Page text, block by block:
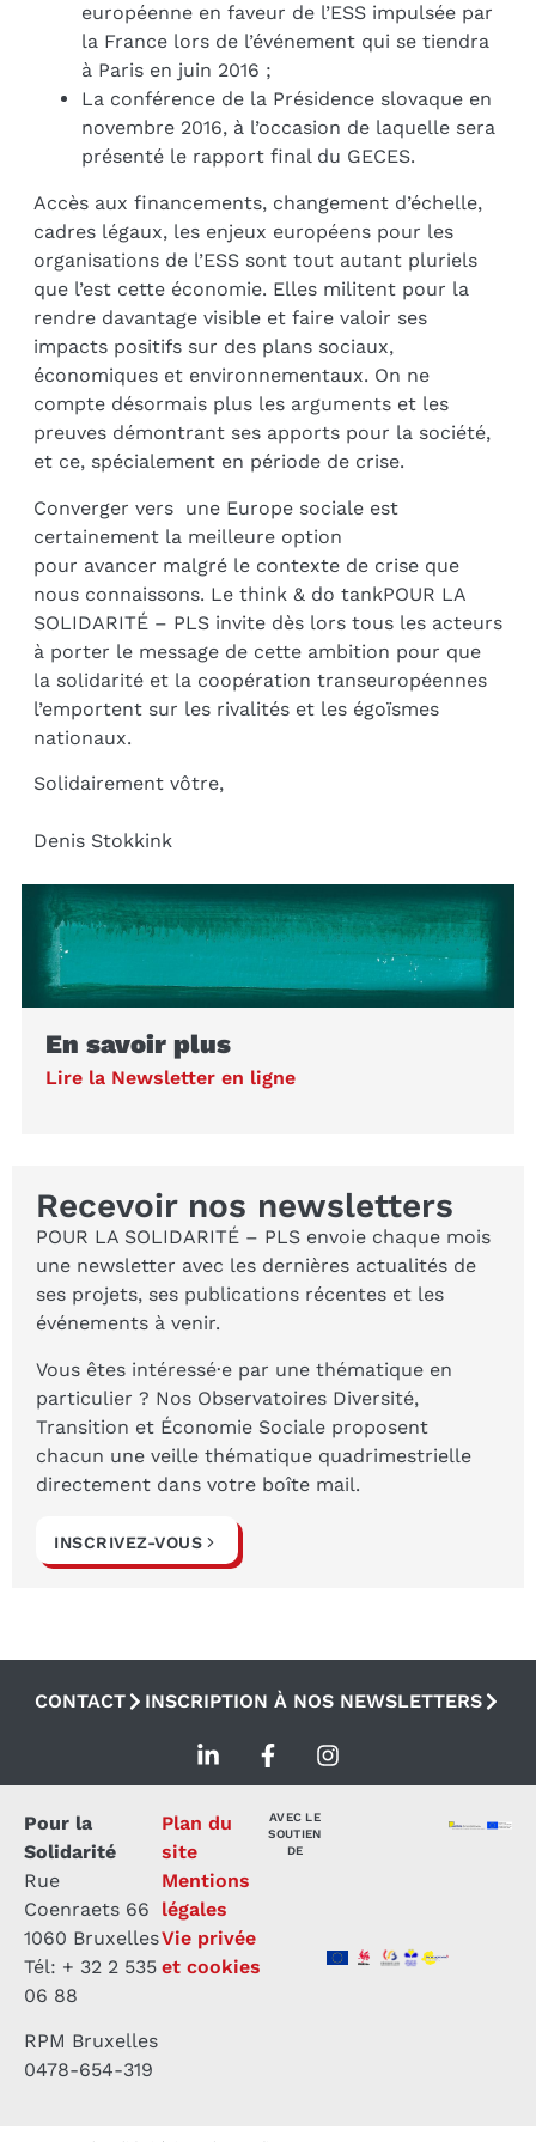
européenne en faveur de l’ESS impulsée par
la France lors de l’événement qui se tiendra
à Paris en juin 2016 ;
La conférence de la Présidence slovaque en
novembre 2016, à l’occasion de laquelle sera
présenté le rapport final du GECES.
Accès aux financements, changement d’échelle,
cadres légaux, les enjeux européens pour les
organisations de l’ESS sont tout autant pluriels
que l’est cette économie. Elles militent pour la
rendre davantage visible et faire valoir ses
impacts positifs sur des plans sociaux,
économiques et environnementaux. On ne
compte désormais plus les arguments et les
preuves démontrant ses apports pour la société,
et ce, spécialement en période de crise.
Converger vers une Europe sociale est
certainement la meilleure option
pour avancer malgré le contexte de crise que
nous connaissons. Le think & do tankPOUR LA
SOLIDARITÉ – PLS invite dès lors tous les acteurs
à porter le message de cette ambition pour que
la solidarité et la coopération transeuropéennes
l’emportent sur les rivalités et les égoïsmes
nationaux.
Solidairement vôtre,
Denis Stokkink
En savoir plus
Lire la Newsletter en ligne
Recevoir nos newsletters
POUR LA SOLIDARITÉ – PLS envoie chaque mois
une newsletter avec les dernières actualités de
ses projets, ses publications récentes et les
événements à venir.
Vous êtes intéressé·e par une thématique en
particulier ? Nos Observatoires Diversité,
Transition et Économie Sociale proposent
chacun une veille thématique quadrimestrielle
directement dans votre boîte mail.
INSCRIVEZ-VOUS
CONTACT INSCRIPTION À NOS NEWSLETTERS
Pour la
Solidarité
Rue
Coenraets 66
1060 Bruxelles
Tél: + 32 2 535
06 88
RPM Bruxelles
0478-654-319
AVEC LE
SOUTIEN
DE
Plan du
site
Mentions
légales
Vie privée
et cookies